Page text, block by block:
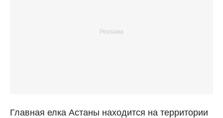
Главная елка Астаны находится на территории